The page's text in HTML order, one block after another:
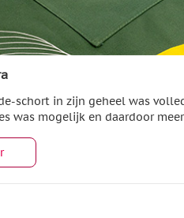
schort in zijn geheel was
was mogelijk en daardoor